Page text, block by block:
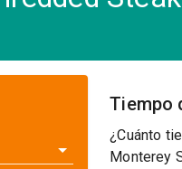
Tiempo
¿Cuánto
Monterey